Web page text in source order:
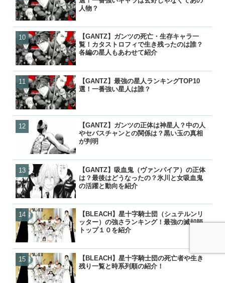
人物？
【GANTZ】ガンツの死亡・生存キャラ一
覧！カタストロフィで生き残ったのは誰？
各編の星人もあわせて紹介
【GANTZ】最強の星人ランキングTOP10
選！一番強い星人は誰？
【GANTZ】ガンツの正体は神星人？中の人
やセバスチャンとの関係は？黒い玉の真相
が判明
【GANTZ】吸血鬼（ヴァンパイア）の正体
は？最後はどうなったの？氷川と女吸血鬼
の活躍と動向を紹介
【BLEACH】星十字騎士団（シュテルンリ
ッター）の強さランキング！最強の滅却師
トップ１０を紹介
【BLEACH】星十字騎士団の死亡者や生き
残り一覧と時系列順の紹介！
【GANTZ】最強の星人ラン
選！一番強い星人は誰？
【GANTZ】最強キャララン
選！一番強いキャラは玄野
【GANTZ】ガンツの正体は
やセバスチャンとの関係は
【GANTZ】吸血鬼（ヴァン
は？最後はどうなったの？
【BLEACH】星十字騎士団
残り一覧と時系列順の紹介
【BLEACH】星十字騎士団
ッター）の強さランキング
【GANTZ】最強キャララン
選！一番強いキャラは玄野
人物？
【GANTZ】ガンツの死亡・
覧！カタストロフィで生き
【ぬらりひょんの孫】リク
ら）って結婚したの？キス
【炎炎ノ消防隊】森羅の母
（マリクサカベ）の正体は
【GANTZ】ガンツの正体は
やセバスチャンとの関係は
【BLEACH】星十字騎士団
残り一覧と時系列順の紹介
【BLEACH】零番隊は死亡
後が小説で判明！
【ワンピース】ローが敗北
げの詳細と敗走について
【鬼滅の刃】炭治郎や生存
の後は？何をしてるの？
【NARUTO】尾獣の能力・
後・死亡を一覧で紹介！
【GANTZ】ガンツの死亡・
覧！カタストロフィで生き
【GANTZ】レイカの最後と
クローンとはどうなったの